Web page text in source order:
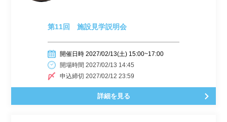
第11回 施設見学説明会
開催日時 2027/02/13(土) 15:00~17:00
開場時間 2027/02/13 14:45
申込締切 2027/02/12 23:59
詳細を見る